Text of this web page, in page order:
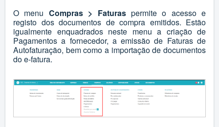
O menu Compras > Faturaspermite o acesso e
registo dos documentos de compra emitidos. Estão
igualmente enquadrados neste menu a criação de
Pagamentos a fornecedor, a emissão de Faturas de
Autofaturação, bem como a importação de documentos
do e-fatura.